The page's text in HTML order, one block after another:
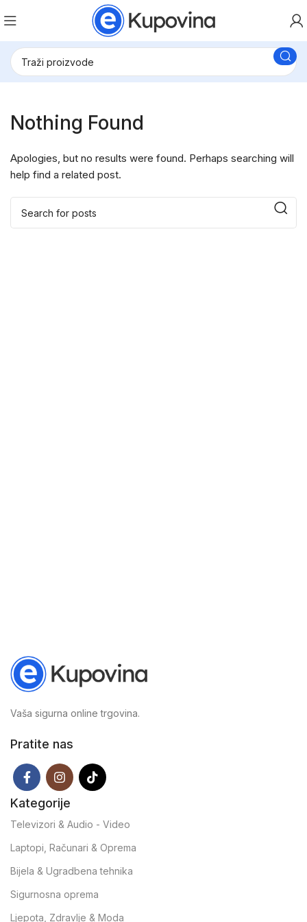
Nothing Found
Apologies, but no results were found. Perhaps searching will
help find a related post.
Vaša sigurna online trgovina.
Pratite nas
Kategorije
Televizori & Audio - Video
Laptopi, Računari & Oprema
Bijela & Ugradbena tehnika
Sigurnosna oprema
Ljepota, Zdravlje & Moda